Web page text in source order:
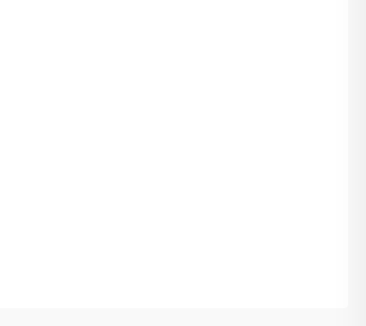
risultano inadeguati quando esposti a